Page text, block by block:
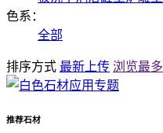
色系：
全部
排序方式 最新上传 浏览最多
推荐石材